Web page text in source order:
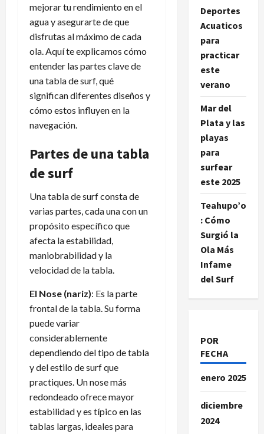
mejorar tu rendimiento en el
agua y asegurarte de que
disfrutas al máximo de cada
ola. Aquí te explicamos cómo
entender las partes clave de
una tabla de surf, qué
significan diferentes diseños y
cómo estos influyen en la
navegación.
Partes de una tabla
de surf
Una tabla de surf consta de
varias partes, cada una con un
propósito específico que
afecta la estabilidad,
maniobrabilidad y la
velocidad de la tabla.
El Nose (nariz): Es la parte
frontal de la tabla. Su forma
puede variar
considerablemente
dependiendo del tipo de tabla
y del estilo de surf que
practiques. Un nose más
redondeado ofrece mayor
estabilidad y es típico en las
tablas largas, ideales para
Deportes
Acuaticos
para
practicar
este
verano
Mar del
Plata y las
playas
para
surfear
este 2025
Teahupo’o
: Cómo
Surgió la
Ola Más
Infame
del Surf
POR
FECHA
enero 2025
diciembre
2024